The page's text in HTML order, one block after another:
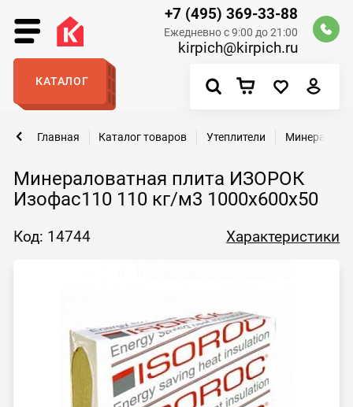
+7 (495) 369-33-88
Ежедневно с 9:00 до 21:00
kirpich@kirpich.ru
КАТАЛОГ
Минераловатная плита ИЗОРОК
Изофас110 110 кг/м3 1000х600х50
Главная Каталог товаров Утеплители
Код: 14744 Характеристики